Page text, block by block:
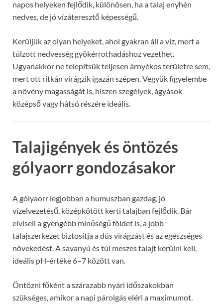
napos helyeken fejlődik, különösen, ha a talaj enyhén
nedves, de jó vízáteresztő képességű.
Kerüljük az olyan helyeket, ahol gyakran áll a víz, mert a
túlzott nedvesség gyökérrothadáshoz vezethet.
Ugyanakkor ne telepítsük teljesen árnyékos területre sem,
mert ott ritkán virágzik igazán szépen. Vegyük figyelembe
a növény magasságát is, hiszen szegélyek, ágyások
középső vagy hátsó részére ideális.
Talajigények és öntözés
gólyaorr gondozásakor
A gólyaorr legjobban a humuszban gazdag, jó
vízelvezetésű, középkötött kerti talajban fejlődik. Bár
elviseli a gyengébb minőségű földet is, a jobb
talajszerkezet biztosítja a dús virágzást és az egészséges
növekedést. A savanyú és túl meszes talajt kerülni kell,
ideális pH-értéke 6–7 között van.
Öntözni főként a szárazabb nyári időszakokban
szükséges, amikor a napi párolgás eléri a maximumot.